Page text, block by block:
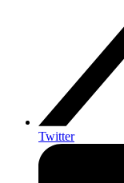
Twitter